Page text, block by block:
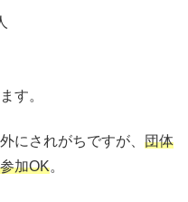
す。
にされがちですが、 団体
加OK。